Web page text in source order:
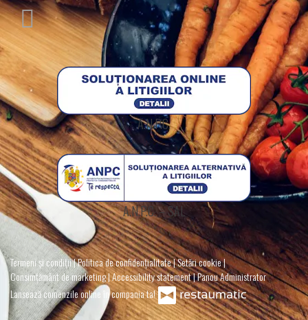
A.N.P.C.
A.N.P.C. – SAL
Termeni și condiții|Politica de confidențialitate|Setări cookie|
Consimțământ de marketing|Accessibility statement|Panou Administrator
Lansează comenzile online în compania ta!